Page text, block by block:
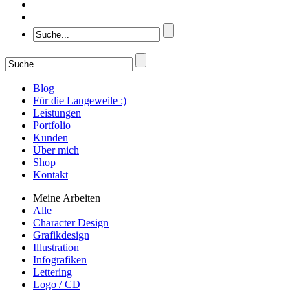
Blog
Für die Langeweile :)
Leistungen
Portfolio
Kunden
Über mich
Shop
Kontakt
Meine Arbeiten
Alle
Character Design
Grafikdesign
Illustration
Infografiken
Lettering
Logo / CD